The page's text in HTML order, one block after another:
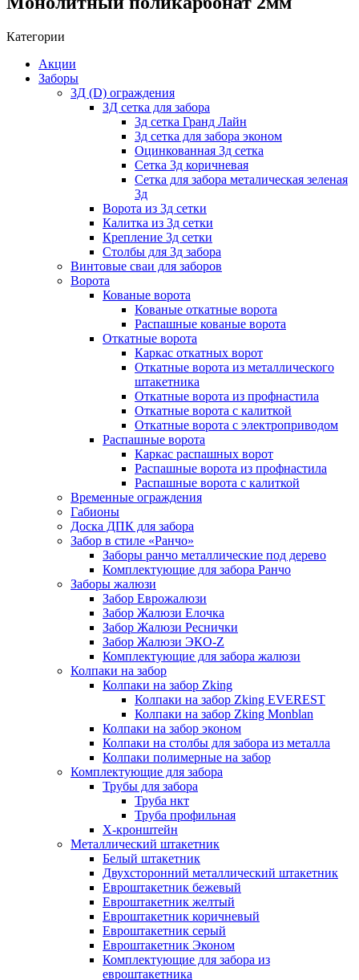
Категории
Акции
Заборы
3Д (D) ограждения
3Д сетка для забора
3д сетка Гранд Лайн
3д сетка для забора эконом
Оцинкованная 3д сетка
Сетка 3д коричневая
Сетка для забора металическая зеленая
3д
Ворота из 3д сетки
Калитка из 3д сетки
Крепление 3д сетки
Столбы для 3д забора
Винтовые сваи для заборов
Ворота
Кованые ворота
Кованые откатные ворота
Распашные кованые ворота
Откатные ворота
Каркас откатных ворот
Откатные ворота из металлического
штакетника
Откатные ворота из профнастила
Откатные ворота с калиткой
Откатные ворота с электроприводом
Распашные ворота
Каркас распашных ворот
Распашные ворота из профнастила
Распашные ворота с калиткой
Временные ограждения
Габионы
Доска ДПК для забора
Забор в стиле «Ранчо»
Заборы ранчо металлические под дерево
Комплектующие для забора Ранчо
Заборы жалюзи
Забор Еврожалюзи
Забор Жалюзи Елочка
Забор Жалюзи Реснички
Забор Жалюзи ЭКО-Z
Комплектующие для забора жалюзи
Колпаки на забор
Колпаки на забор Zking
Колпаки на забор Zking EVEREST
Колпаки на забор Zking Monblan
Колпаки на забор эконом
Колпаки на столбы для забора из металла
Колпаки полимерные на забор
Комплектующие для забора
Трубы для забора
Труба нкт
Труба профильная
Х-кронштейн
Металлический штакетник
Белый штакетник
Двухсторонний металлический штакетник
Евроштакетник бежевый
Евроштакетник желтый
Евроштакетник коричневый
Евроштакетник серый
Евроштакетник Эконом
Комплектующие для забора из
евроштакетника